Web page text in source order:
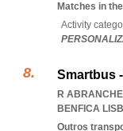
Matches in
Activity
Smartbus
R
BENFICA
Outros